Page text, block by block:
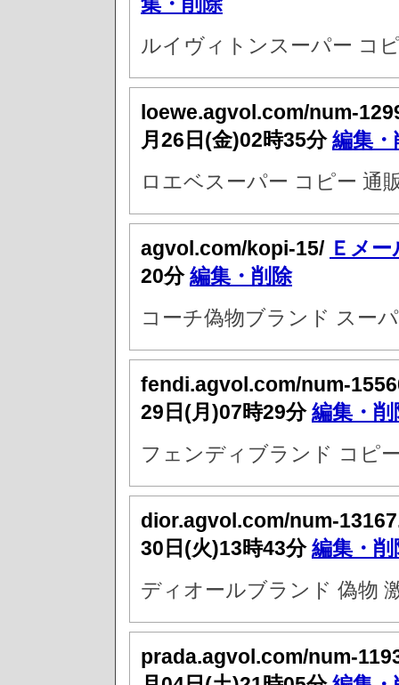
ルイヴィトンスーパー コ
loewe.agvol.com/num-
月26日(金)02時35分編集・
ロエベスーパー コピー 通
agvol.com/kopi-15/ Ｅメー
20分編集・削除
コーチ偽物ブランド スー
fendi.agvol.com/num-
29日(月)07時29分編集・削
フェンディブランド コピ
dior.agvol.com/num-
30日(火)13時43分編集・削
ディオールブランド 偽物
prada.agvol.com/num-